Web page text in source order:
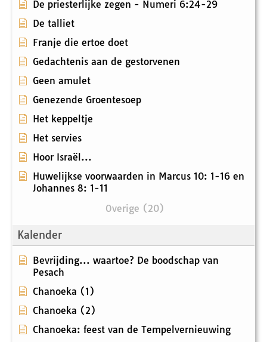
De priesterlijke zegen - Numeri 6:24-29
De talliet
Franje die ertoe doet
Gedachtenis aan de gestorvenen
Geen amulet
Genezende Groentesoep
Het keppeltje
Het servies
Hoor Israël...
Huwelijkse voorwaarden in Marcus 10: 1-16 en
Johannes 8: 1-11
Overige (20)
Kalender
Bevrijding... waartoe? De boodschap van
Pesach
Chanoeka (1)
Chanoeka (2)
Chanoeka: feest van de Tempelvernieuwing